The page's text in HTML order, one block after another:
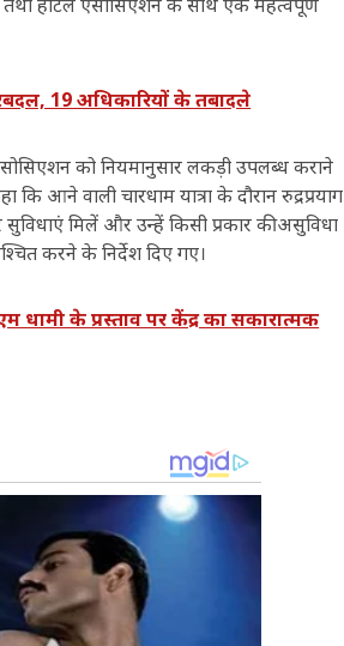
19 अधिकारियों के तबादले
को नियमानुसार लकड़ी उपलब्ध कराने
आने वाली चारधाम यात्रा के दौरान रुद्रप्रयाग
मिलें और उन्हें किसी प्रकार की असुविधा
करने के निर्देश दिए गए।
के प्रस्ताव पर केंद्र का सकारात्मक